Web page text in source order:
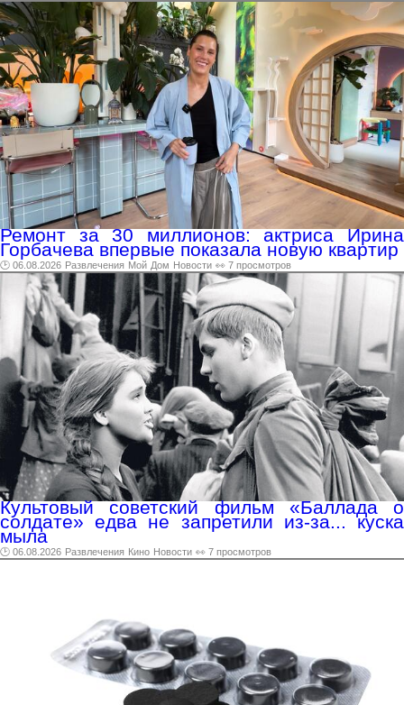
Ремонт за 30 миллионов: актриса Ирина
Горбачева впервые показала новую квартир
🕑 06.08.2026 Развлечения Мой Дом Новости 👀 7 просмотров
Культовый советский фильм «Баллада о
солдате» едва не запретили из-за... куска
мыла
🕑 06.08.2026 Развлечения Кино Новости 👀 7 просмотров